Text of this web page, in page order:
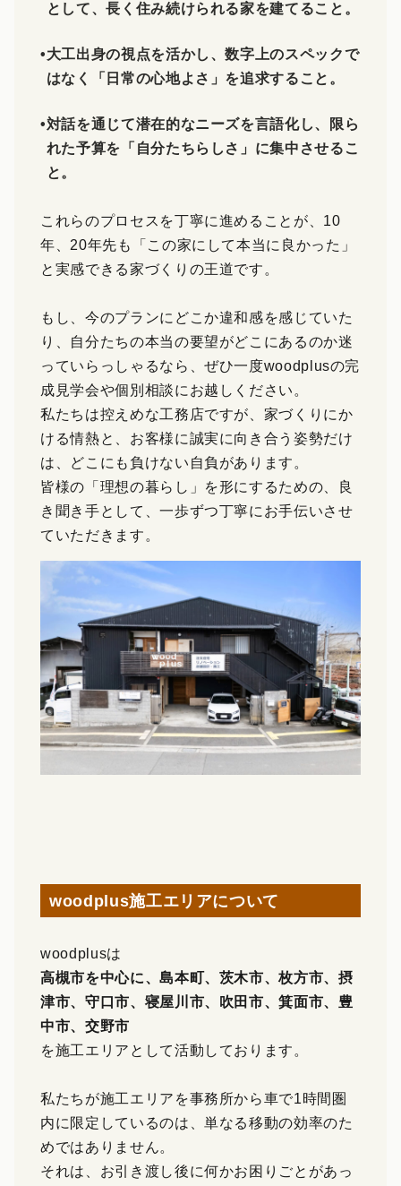
として、長く住み続けられる家を建てること。
•大工出身の視点を活かし、数字上のスペックで
はなく「日常の心地よさ」を追求すること。
•対話を通じて潜在的なニーズを言語化し、限ら
れた予算を「自分たちらしさ」に集中させるこ
と。
これらのプロセスを丁寧に進めることが、10
年、20年先も「この家にして本当に良かった」
と実感できる家づくりの王道です。
もし、今のプランにどこか違和感を感じていた
り、自分たちの本当の要望がどこにあるのか迷
っていらっしゃるなら、ぜひ一度woodplusの完
成見学会や個別相談にお越しください。
私たちは控えめな工務店ですが、家づくりにか
ける情熱と、お客様に誠実に向き合う姿勢だけ
は、どこにも負けない自負があります。
皆様の「理想の暮らし」を形にするための、良
き聞き手として、一歩ずつ丁寧にお手伝いさせ
ていただきます。
woodplus施工エリアについて
woodplusは
高槻市を中心に、島本町、茨木市、枚方市、摂
津市、守口市、寝屋川市、吹田市、箕面市、豊
中市、交野市
を施工エリアとして活動しております。
私たちが施工エリアを事務所から車で1時間圏
内に限定しているのは、単なる移動の効率のた
めではありません。
それは、お引き渡し後に何かお困りごとがあっ